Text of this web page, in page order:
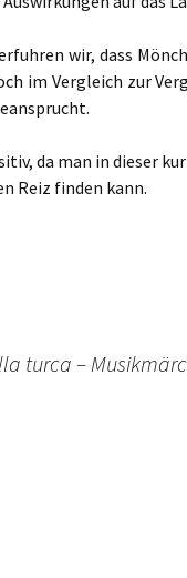
wir, dass
im Vergleich zur
da man in dieser
Reiz finden kann.
turca –